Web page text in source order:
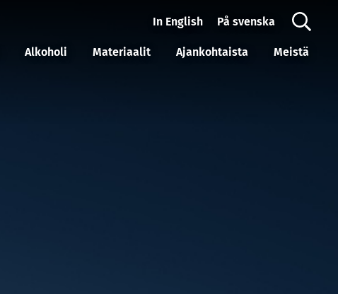
Alkoholi Materiaalit Ajankohtaista Meistä
In English På svenska